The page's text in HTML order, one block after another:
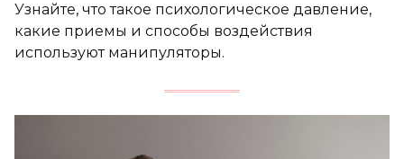
Узнайте, что такое психологическое давление,
какие приемы и способы воздействия
используют манипуляторы.